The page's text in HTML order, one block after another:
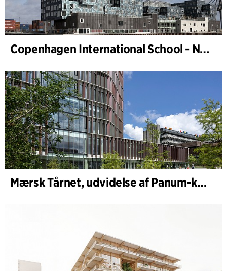
Copenhagen International School - Nordhavn
Mærsk Tårnet, udvidelse af Panum-komplekset